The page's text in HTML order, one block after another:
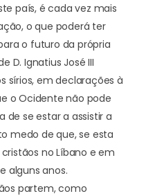
país, é cada vez mais
o que poderá ter
o futuro da própria
D. Ignatius José III
sírios, em declarações à
o Ocidente não pode
de se estar a assistir a
medo de que, se esta
no Líbano e em
alguns anos.
partem, como